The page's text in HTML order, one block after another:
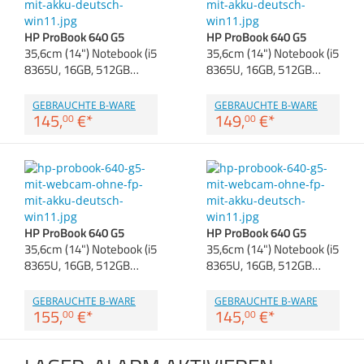
Zubehör
Anmelden | Registrieren
Merkzettel
HP ProBook 640 G5
35,6cm (14") Notebook (i5
8365U, 16GB, 512GB…
GEBRAUCHTE B-WARE
145,00 €*
HP ProBook 640 G5
35,6cm (14") Notebook (i5
8365U, 16GB, 512GB…
GEBRAUCHTE B-WARE
149,00 €*
HP ProBook 640 G5
35,6cm (14") Notebook (i5
8365U, 16GB, 512GB…
GEBRAUCHTE B-WARE
155,00 €*
HP ProBook 640 G5
35,6cm (14") Notebook (i5
8365U, 16GB, 512GB…
GEBRAUCHTE B-WARE
145,00 €*